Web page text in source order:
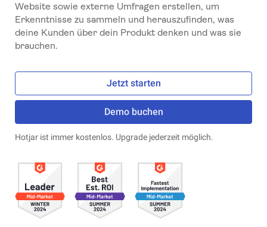
Website sowie externe Umfragen erstellen, um
Erkenntnisse zu sammeln und herauszufinden, was
deine Kunden über dein Produkt denken und was sie
brauchen.
Jetzt starten
Demo buchen
Hotjar ist immer kostenlos. Upgrade jederzeit möglich.